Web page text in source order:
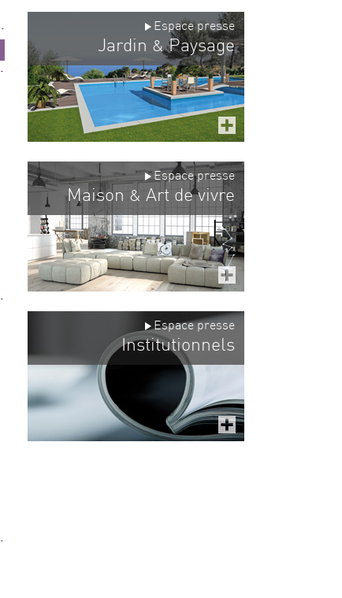
Espace presse
Jardin &Paysage
Espace presse
Maison & Art de vivre
Espace presse
Institutionnels